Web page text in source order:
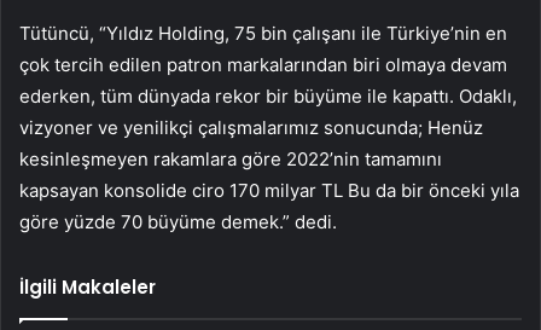
Tütüncü, “Yıldız Holding, 75 bin çalışanı ile Türkiye’nin en
çok tercih edilen patron markalarından biri olmaya devam
ederken, tüm dünyada rekor bir büyüme ile kapattı. Odaklı,
vizyoner ve yenilikçi çalışmalarımız sonucunda; Henüz
kesinleşmeyen rakamlara göre 2022’nin tamamını
kapsayan konsolide ciro 170 milyar TL Bu da bir önceki yıla
göre yüzde 70 büyüme demek.” dedi.
İlgili Makaleler